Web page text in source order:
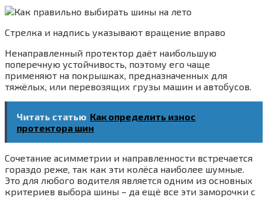
Стрелка и надпись указывают вращение вправо
Ненаправленный протектор даёт наибольшую
поперечную устойчивость, поэтому его чаще
применяют на покрышках, предназначенных для
тяжёлых, или перевозящих грузы машин и автобусов.
Читать статью Как определить износ
протектора шин
Сочетание асимметрии и направленности встречается
гораздо реже, так как эти колёса наиболее шумные.
Это для любого водителя является одним из основных
критериев выбора шины – да ещё все эти заморочки с